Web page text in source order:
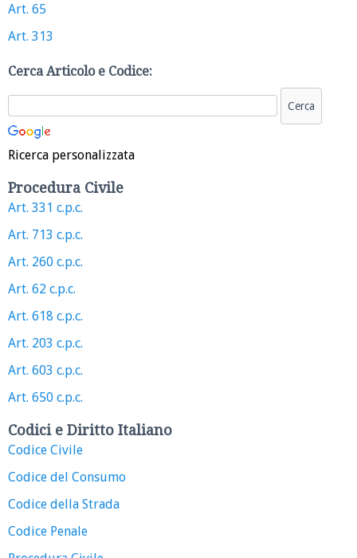
Art. 65
Art. 313
Cerca Articolo e Codice:
Ricerca personalizzata
Procedura Civile
Art. 331 c.p.c.
Art. 713 c.p.c.
Art. 260 c.p.c.
Art. 62 c.p.c.
Art. 618 c.p.c.
Art. 203 c.p.c.
Art. 603 c.p.c.
Art. 650 c.p.c.
Codici e Diritto Italiano
Codice Civile
Codice del Consumo
Codice della Strada
Codice Penale